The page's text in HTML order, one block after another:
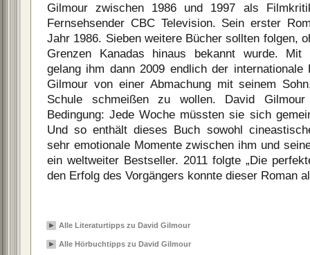
Gilmour zwischen 1986 und 1997 als
Fernsehsender CBC Television. Sein erster
Jahr 1986. Sieben weitere Bücher sollten folgen,
Grenzen Kanadas hinaus bekannt wurde. Mit
gelang ihm dann 2009 endlich der internationale
Gilmour von einer Abmachung mit seinem
Schule schmeißen zu wollen. David
Bedingung: Jede Woche müssten sie sich
Und so enthält dieses Buch sowohl
sehr emotionale Momente zwischen ihm und
ein weltweiter Bestseller. 2011 folgte „Die
den Erfolg des Vorgängers konnte dieser Roman
Alle Literaturtipps zu David Gilmour
Alle Hörbuchtipps zu David Gilmour